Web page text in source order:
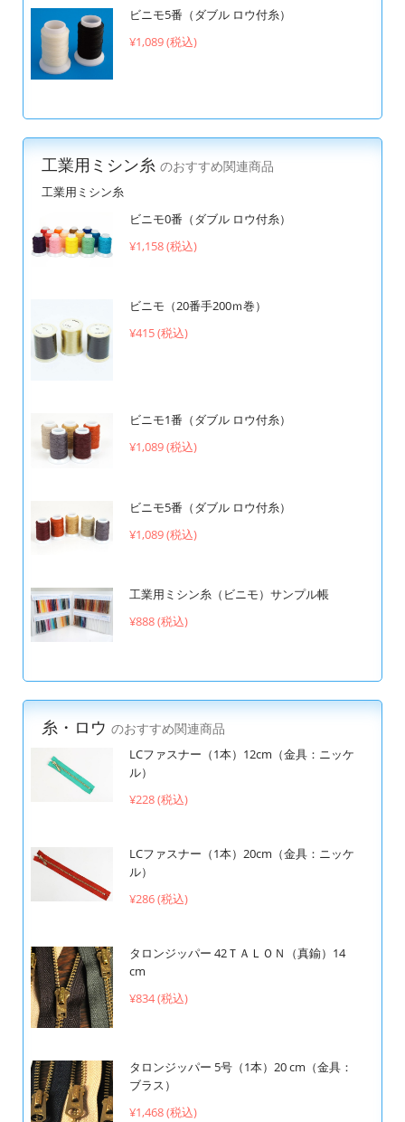
ビニモ5番（ダブル ロウ付糸）
¥1,089 (税込)
工業用ミシン糸 のおすすめ関連商品
工業用ミシン糸
ビニモ0番（ダブル ロウ付糸）
¥1,158 (税込)
ビニモ（20番手200ｍ巻）
¥415 (税込)
ビニモ1番（ダブル ロウ付糸）
¥1,089 (税込)
ビニモ5番（ダブル ロウ付糸）
¥1,089 (税込)
工業用ミシン糸（ビニモ）サンプル帳
¥888 (税込)
糸・ロウ のおすすめ関連商品
LCファスナー（1本）12cm（金具：ニッケ
ル）
¥228 (税込)
LCファスナー（1本）20cm（金具：ニッケ
ル）
¥286 (税込)
タロンジッパー 42ＴＡＬＯＮ（真鍮）14
cm
¥834 (税込)
タロンジッパー 5号（1本）20 cm（金具：
ブラス）
¥1,468 (税込)